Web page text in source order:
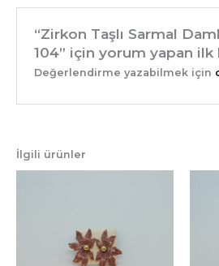
“Zirkon Taşlı Sarmal
104” için yorum yapan ilk
Değerlendirme yazabilmek için
İlgili ürünler